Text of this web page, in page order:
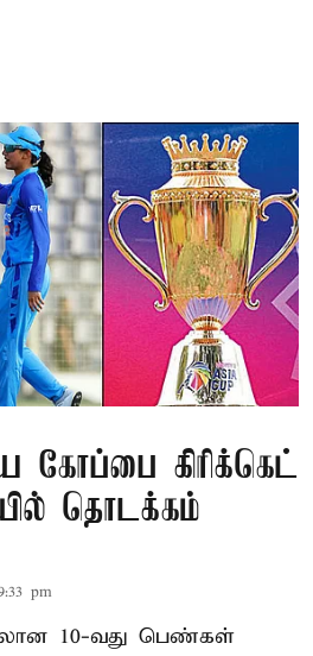
கிரிக்கெட்
தொடக்கம்
pm
10-வது பெண்கள்